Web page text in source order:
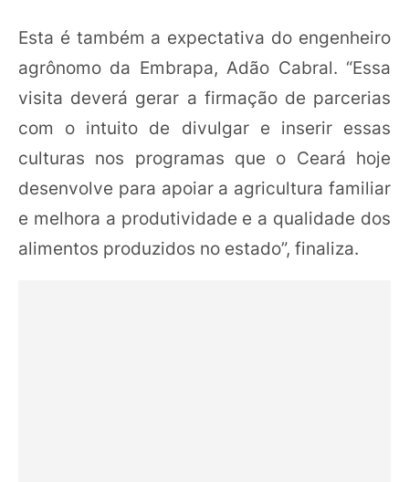
Esta é também a expectativa do engenheiro
agrônomo da Embrapa, Adão Cabral. “Essa
visita deverá gerar a firmação de parcerias
com o intuito de divulgar e inserir essas
culturas nos programas que o Ceará hoje
desenvolve para apoiar a agricultura familiar
e melhora a produtividade e a qualidade dos
alimentos produzidos no estado”, finaliza.